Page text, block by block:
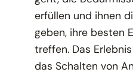
erfüllen und ihnen
geben, ihre besten
treffen. Das
das Schalten von